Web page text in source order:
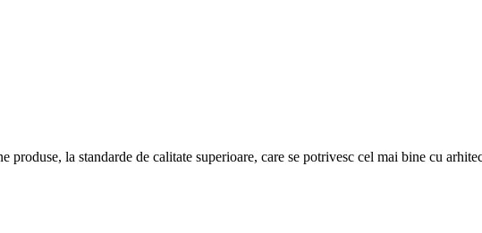
la standarde de calitate superioare, care se potrivesc cel mai bine cu